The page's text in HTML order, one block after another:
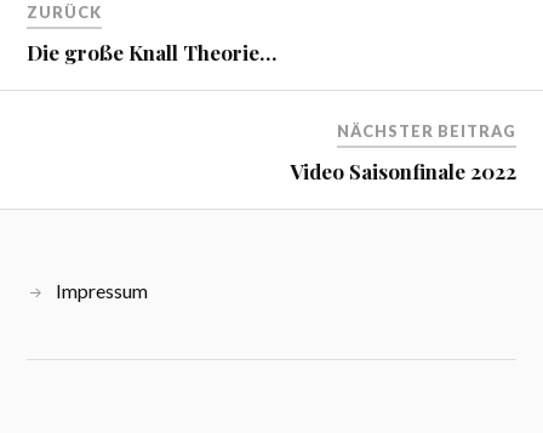
ZURÜCK
Die große Knall Theorie…
NÄCHSTER BEITRAG
Video Saisonfinale 2022
Impressum